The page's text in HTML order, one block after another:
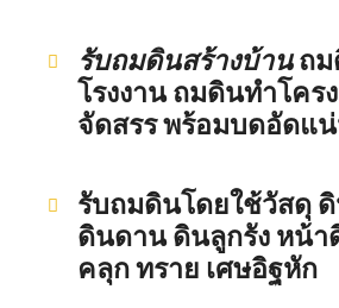
รับถมดินสร้างบ้านถม
โรงงาน ถมดินทำโคร
จัดสรร พร้อมบดอัดแ
รับถมดินโดยใช้วัสดุ
ดินดาน ดินลูกรัง หน้
คลุก ทราย เศษอิฐหัก